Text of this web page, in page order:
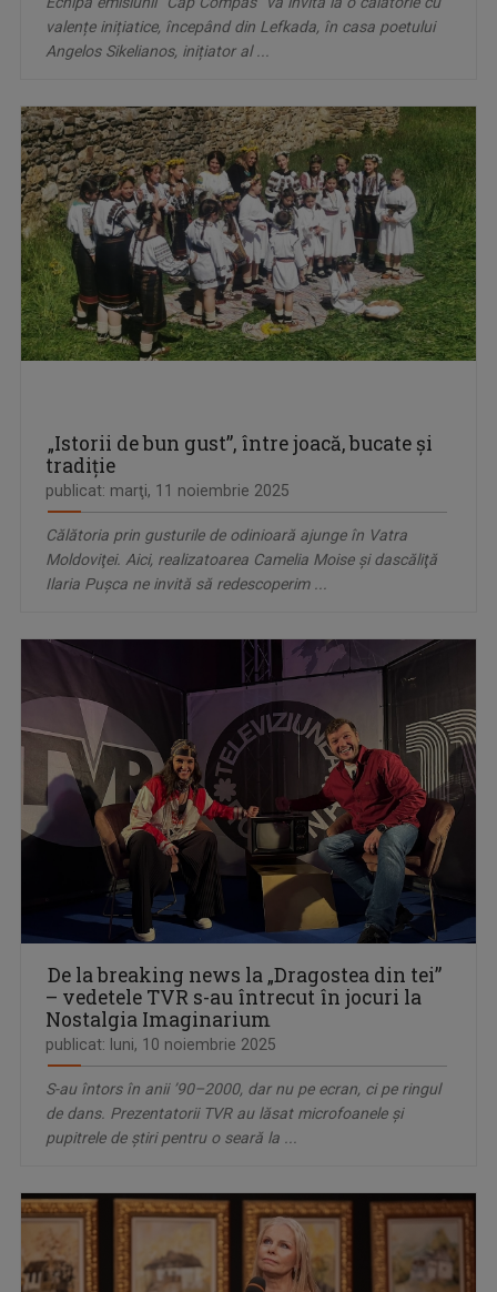
valențe inițiatice, începând din Lefkada, în casa poetului
Angelos Sikelianos, inițiator al ...
„Istorii de bun gust”, între joacă, bucate și
tradiție
publicat: marţi, 11 noiembrie 2025
Călătoria prin gusturile de odinioară ajunge în Vatra
Moldoviţei. Aici, realizatoarea Camelia Moise şi dascăliţă
Ilaria Pușca ne invită să redescoperim ...
De la breaking news la „Dragostea din tei”
– vedetele TVR s-au întrecut în jocuri la
Nostalgia Imaginarium
publicat: luni, 10 noiembrie 2025
S-au întors în anii ’90–2000, dar nu pe ecran, ci pe ringul
de dans. Prezentatorii TVR au lăsat microfoanele și
pupitrele de știri pentru o seară la ...